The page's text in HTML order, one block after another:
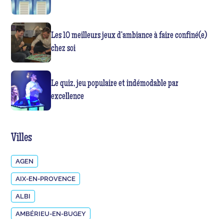
Les 10 meilleurs jeux d’ambiance à faire confiné(e)
chez soi
Le quiz, jeu populaire et indémodable par
excellence
Villes
AGEN
AIX-EN-PROVENCE
ALBI
AMBÉRIEU-EN-BUGEY